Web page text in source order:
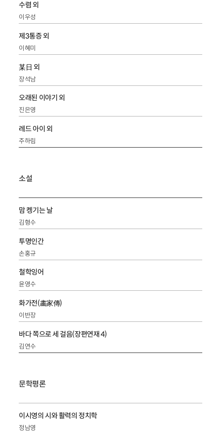
수렴 외
이우성
제3통증 외
이혜미
某日 외
장석남
오래된 이야기 외
진은영
레드 아이 외
주하림
소설
맘 켕기는 날
김형수
투명인간
손홍규
철학잉어
윤영수
화가전(畵家傳)
이반장
바다 쪽으로 세 걸음(장편연재 4)
김연수
문학평론
이시영의 시와 활력의 정치학
정남영